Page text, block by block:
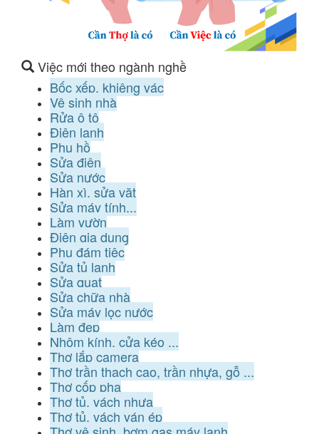
Việc mới theo ngành nghề
Bốc xếp, khiêng vác
Vệ sinh nhà
Rửa ô tô
Điện lạnh
Phụ hồ
Sửa điện
Sửa nước
Hàn xì, sửa vặt
Sửa máy tính...
Làm vườn
Điện gia dụng
Phụ đám tiệc
Sửa tủ lạnh
Sửa quạt
Sửa chữa nhà
Sửa máy lọc nước
Làm đẹp
Nhôm kính, cửa kéo ...
Thợ lắp camera
Thợ trần thạch cao, trần nhựa, gỗ ...
Thợ cốp pha
Thợ tủ, vách nhựa
Thợ tủ, vách ván ép